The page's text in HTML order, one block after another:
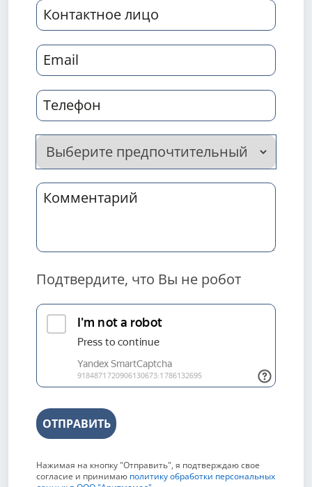
Подтвердите, что Вы не робот
ОТПРАВИТЬ
Нажимая на кнопку "Отправить", я подтверждаю свое
согласие и принимаю политику обработки персональных